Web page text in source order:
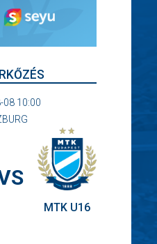
08 10:00
MTK U16